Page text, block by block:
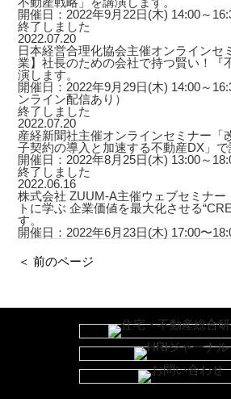
開催日：2022年9月22日(木) 14:00～
終了しました
2022.07.20
日本経営合理化協会主催オンラインセ
業】社長のための会社で持つ賢い！『
演します。
開催日：2022年9月29日(木) 14:00～
ンライン配信あり）
終了しました
2022.07.20
産経新聞社主催オンラインセミナー「
子契約の導入と加速する不動産DX」で
開催日：2022年8月25日(木) 13:00～
終了しました
2022.06.16
株式会社 ZUUM-A主催ウェブセミナー
トに学ぶ 企業価値を最大化させる
す。
開催日：2022年6月23日(木) 17:00〜
＜ 前のページ